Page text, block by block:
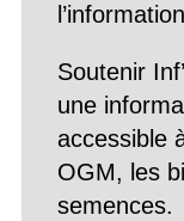
Soutenir
une
accessible
OGM, les
semences.